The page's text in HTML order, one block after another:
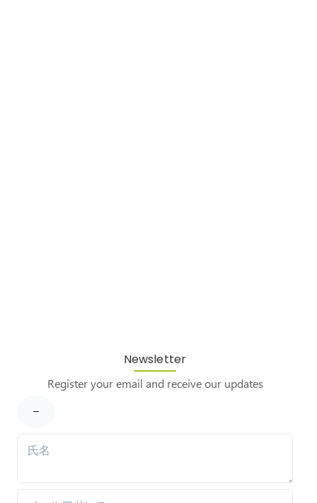
Newsletter
Register your email and receive our updates